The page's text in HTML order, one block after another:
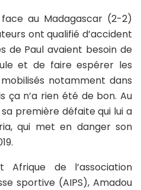
au Madagascar (2-2)
ont qualifié d’accident
de Paul avaient besoin de
et de faire espérer les
notamment dans
ça n’a rien été de bon. Au
première défaite qui lui a
qui met en danger son
de l’association
sportive (AIPS), Amadou